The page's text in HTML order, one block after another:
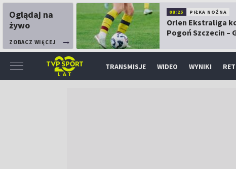
Oglądaj na
żywo
ZOBACZ WIĘCEJ
08:25 PIŁKA NOŻNA
Orlen Ekstraliga
Pogoń Szczecin –
TRANSMISJE WIDEO WYNIKI